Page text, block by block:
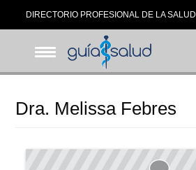
DIRECTORIO PROFESIONAL DE LA SALUD
Dra. Melissa Febres